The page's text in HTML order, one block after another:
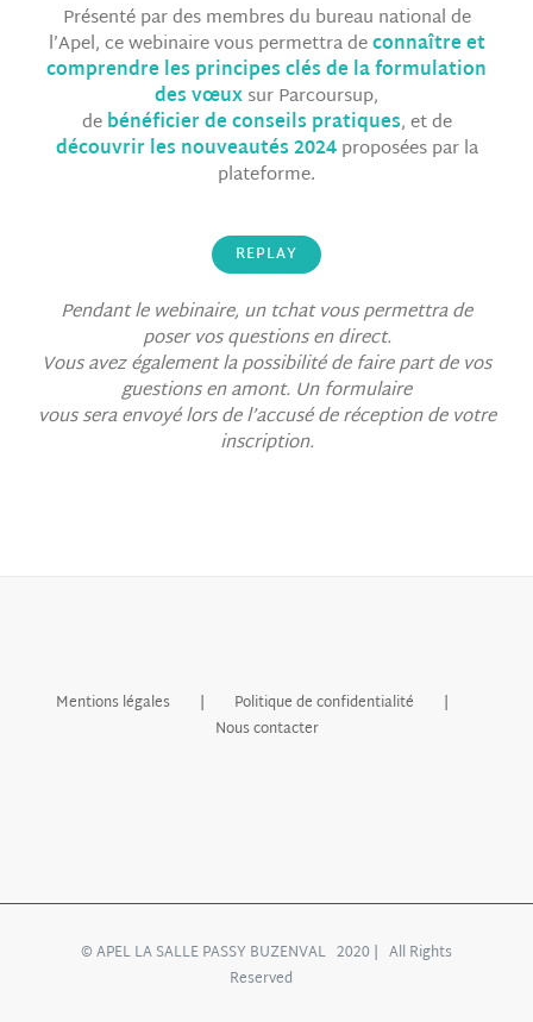
Présenté par des membres du bureau national de
l’Apel, ce webinaire vous permettra deconnaître et
comprendre les principes clés de la formulation
des vœuxsur Parcoursup,
debénéficier de conseils pratiques, et de
découvrir les nouveautés 2024proposées par la
plateforme.
REPLAY
Pendant le webinaire, un tchat vous permettra de
poser vos questions en direct.
Vous avez également la possibilité de faire part de vos
guestions en amont. Un formulaire
vous sera envoyé lors de l’accusé de réception de votre
inscription.
Mentions légales
Politique de confidentialité
Nous contacter
© APEL LA SALLE PASSY BUZENVAL 2020 | All Rights
Reserved